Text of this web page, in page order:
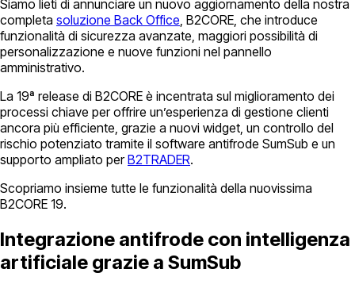
Siamo lieti di annunciare un nuovo aggiornamento della nostra
completa soluzione Back Office , B2CORE, che introduce
funzionalità di sicurezza avanzate, maggiori possibilità di
personalizzazione e nuove funzioni nel pannello
amministrativo.
La 19ª release di B2CORE è incentrata sul miglioramento dei
processi chiave per offrire un’esperienza di gestione clienti
ancora più efficiente, grazie a nuovi widget, un controllo del
rischio potenziato tramite il software antifrode SumSub e un
supporto ampliato perB2TRADER.
Scopriamo insieme tutte le funzionalità della nuovissima
B2CORE 19.
Integrazione antifrode con intelligenza
artificiale grazie a SumSub